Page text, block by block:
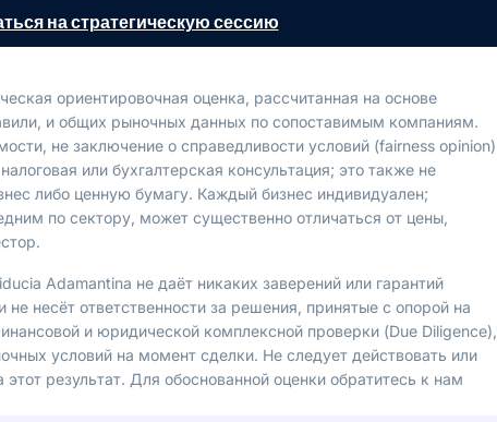
на стратегическую сессию
ориентировочная оценка, рассчитанная на основе
и общих рыночных данных по сопоставимым компаниям.
не заключение о справедливости условий (fairness opinion)
или бухгалтерская консультация; это также не
либо ценную бумагу. Каждый бизнес индивидуален;
по сектору, может существенно отличаться от цены,
Adamantina не даёт никаких заверений или гарантий
не несёт ответственности за решения, принятые с опорой на
и юридической комплексной проверки (Due Diligence),
условий на момент сделки. Не следует действовать или
результат. Для обоснованной оценки обратитесь к нам